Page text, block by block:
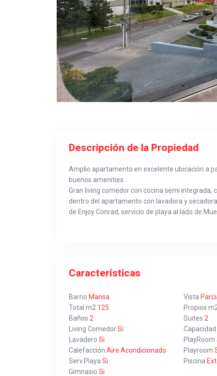
Descripción de la Propiedad
Amplio apartamento en excelente ubicación a
buenos amenities
Gran living comedor con cocina semi integrada,
dentro del apartamento con lavadora y
de Enjoy Conrad, servicio de playa al lado de
Características
Barrio Mansa Vista
Total m2 125 Propios
Baños 2 Suites 2
Living ComedorSi
Lavadero Si PlayRoom
Calefacción Aire Acondicionado Playroom
Serv.Playa Si Piscina
Gimnasio Si